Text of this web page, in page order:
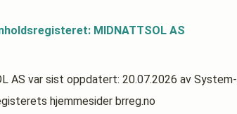
MIDNATTSOL AS
AS var sist oppdatert: 20.07.2026 av System-
hjemmesider brreg.no